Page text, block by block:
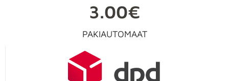
3.00€
PAKIAUTOMAAT